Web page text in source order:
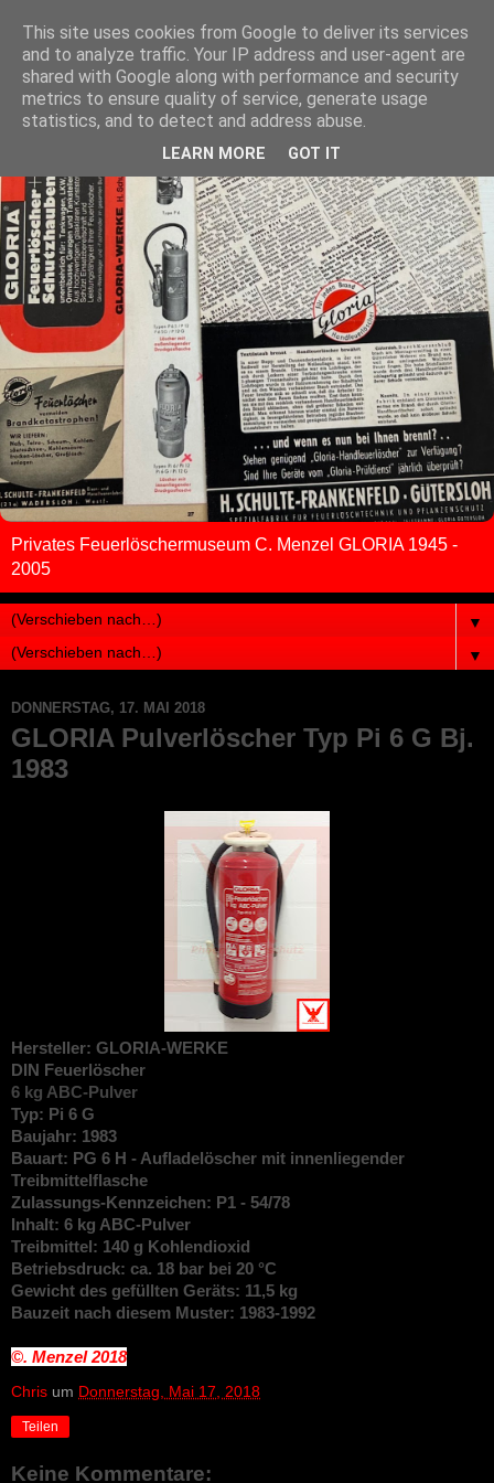
Privates Feuerlöschermuseum C. Menzel GLORIA 1945 -
2005
▼
▼
DONNERSTAG, 17. MAI 2018
GLORIA Pulverlöscher Typ Pi 6 G Bj.
1983
Hersteller: GLORIA-WERKE
DIN Feuerlöscher
6 kg ABC-Pulver
Typ: Pi 6 G
Baujahr: 1983
Bauart: PG 6 H - Aufladelöscher mit innenliegender
Treibmittelflasche
Zulassungs-Kennzeichen: P1 - 54/78
Inhalt: 6 kg ABC-Pulver
Treibmittel: 140 g Kohlendioxid
Betriebsdruck: ca. 18 bar bei 20 °C
Gewicht des gefüllten Geräts: 11,5 kg
Bauzeit nach diesem Muster: 1983-1992
©. Menzel2018
Chris um Donnerstag, Mai 17, 2018
Teilen
Keine Kommentare:
This site uses cookies from Google to deliver its services
and to analyze traffic. Your IP address and user-agent are
shared with Google along with performance and security
metrics to ensure quality of service, generate usage
statistics, and to detect and address abuse.
LEARN MORE GOT IT